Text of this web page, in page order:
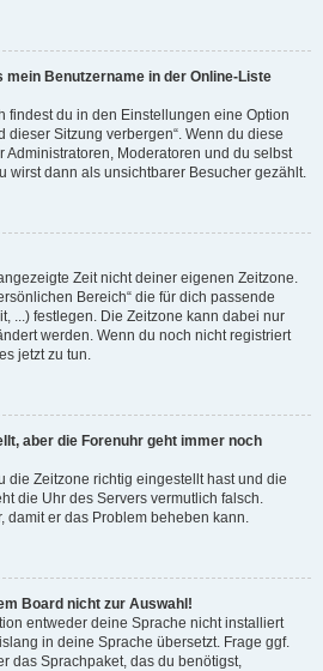
Benutzername in der Online-Liste
findest du in den Einstellungen eine Option
dieser Sitzung verbergen“. Wenn du diese
Administratoren, Moderatoren und du selbst
wirst dann als unsichtbarer Besucher gezählt.
Zeit nicht deiner eigenen Zeitzone.
Bereich“ die für dich passende
...) festlegen. Die Zeitzone kann dabei nur
werden. Wenn du noch nicht registriert
jetzt zu tun.
aber die Forenuhr geht immer noch
die Zeitzone richtig eingestellt hast und die
die Uhr des Servers vermutlich falsch.
damit er das Problem beheben kann.
Board nicht zur Auswahl!
entweder deine Sprache nicht installiert
in deine Sprache übersetzt. Frage ggf.
das Sprachpaket, das du benötigst,